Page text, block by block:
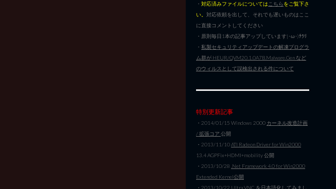
・ 対応済みファイルについては こちらをご覧下さ
い。 対応依頼を出して、それでも遅いものはここ
に直接コメントしてください
・原則毎日1本の記事アップしています|･ω･)ﾁﾗﾘ
・ 私製セキュリティアップデートの解凍プログラ
ム群が HEUR/QVM20.1.0A7B.Malware.Gen など
のウィルスとして誤検出される件について
特別更新記事
・2014/01/15 Windows 2000 カーネル改造計画
/ 拡張コア 公開
・2013/11/10ATI Radeon Driver for Win2000
13.4 AGPFix+HDMI+mobility 公開
・2013/10/28 .Net Framework 4.0 for Win2000
Extended Kernel公開
・2013/10/22 Ultra VNC を日本語化してみまし